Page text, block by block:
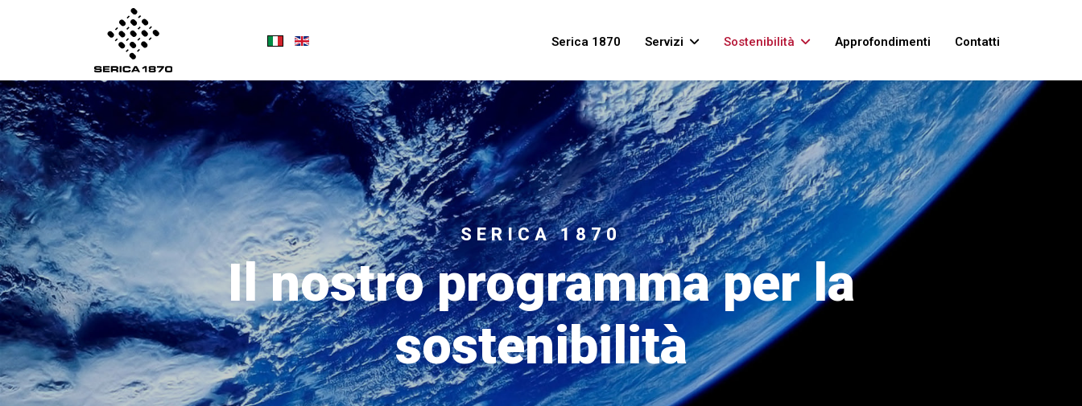
Serica 1870 Servizi Sostenibilità Approfondimenti Contatti
SERICA 1870
Il nostro programma per la
sostenibilità